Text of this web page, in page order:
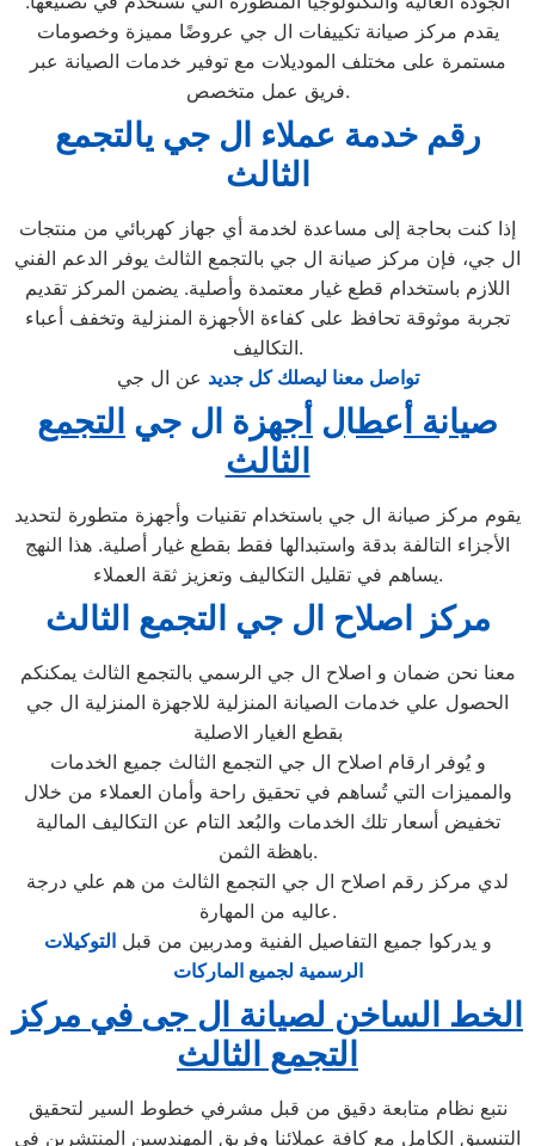
يقدم مركز صيانة تكييفات ال جي عروضًا مميزة وخصومات
مستمرة على مختلف الموديلات مع توفير خدمات الصيانة عبر
فريق عمل متخصص.
رقم خدمة عملاء ال جي يالتجمع
الثالث
إذا كنت بحاجة إلى مساعدة لخدمة أي جهاز كهربائي من منتجات
ال جي، فإن مركز صيانة ال جي بالتجمع الثالث يوفر الدعم الفني
اللازم باستخدام قطع غيار معتمدة وأصلية. يضمن المركز تقديم
تجربة موثوقة تحافظ على كفاءة الأجهزة المنزلية وتخفف أعباء
التكاليف.
تواصل معنا ليصلك كل جديد عن ال جي
صيانة أعطال أجهزة ال جي التجمع
الثالث
يقوم مركز صيانة ال جي باستخدام تقنيات وأجهزة متطورة لتحديد
الأجزاء التالفة بدقة واستبدالها فقط بقطع غيار أصلية. هذا النهج
يساهم في تقليل التكاليف وتعزيز ثقة العملاء.
مركز اصلاح ال جي التجمع الثالث
معنا نحن ضمان و اصلاح ال جي الرسمي بالتجمع الثالث يمكنكم
الحصول علي خدمات الصيانة المنزلية للاجهزة المنزلية ال جي
بقطع الغيار الاصلية
و يُوفر ارقام اصلاح ال جي التجمع الثالث جميع الخدمات
والمميزات التي تُساهم في تحقيق راحة وأمان العملاء من خلال
تخفيض أسعار تلك الخدمات والبُعد التام عن التكاليف المالية
باهظة الثمن.
لدي مركز رقم اصلاح ال جي التجمع الثالث من هم علي درجة
عاليه من المهارة.
و يدركوا جميع التفاصيل الفنية ومدربين من قبلالتوكيلات
الرسمية لجميع الماركات
الخط الساخن لصيانة ال جى في مركز
التجمع الثالث
نتبع نظام متابعة دقيق من قبل مشرفي خطوط السير لتحقيق
التنسيق الكامل مع كافة عملائنا وفريق المهندسين المنتشرين في